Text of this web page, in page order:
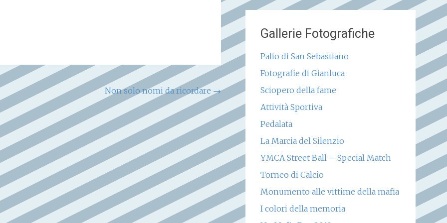
Non solo nomi da ricordare →
Gallerie Fotografiche
Palio di San Sebastiano
Fotografie di Gianluca
Sciopero della fame
Attività Sportiva
Pedalata
La Marcia del Silenzio
YMCA Street Ball – Special Match
Torneo di Calcio
Monumento alle vittime della mafia
I colori della memoria